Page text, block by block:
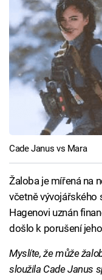
Cade Janus vs Mara
Žaloba je mířená na
včetně vývojářského
Hagenovi uznán
došlo k porušení
Myslíte, že může
sloužila Cade Janus